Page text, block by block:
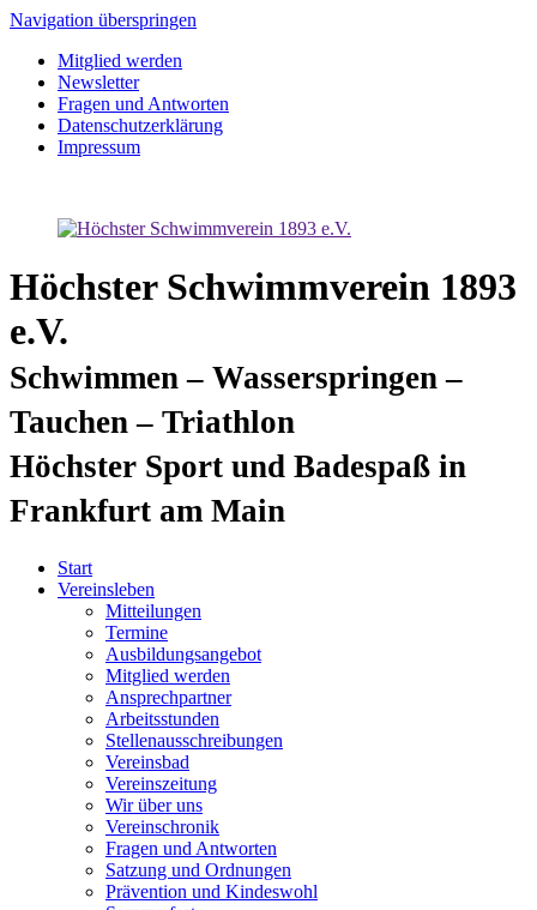
Navigation überspringen
Mitglied werden
Newsletter
Fragen und Antworten
Datenschutzerklärung
Impressum
Höchster Schwimmverein 1893
e.V.
Schwimmen – Wasserspringen –
Tauchen – Triathlon
Höchster Sport und Badespaß in
Frankfurt am Main
Start
Vereinsleben
Mitteilungen
Termine
Ausbildungsangebot
Mitglied werden
Ansprechpartner
Arbeitsstunden
Stellenausschreibungen
Vereinsbad
Vereinszeitung
Wir über uns
Vereinschronik
Fragen und Antworten
Satzung und Ordnungen
Prävention und Kindeswohl